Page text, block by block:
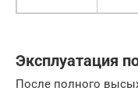
Эксплуатация
После полного